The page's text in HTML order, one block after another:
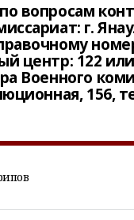
вопросам
г.
центр: 122 или
Военного
156,